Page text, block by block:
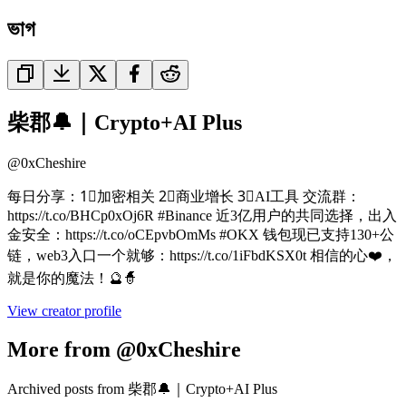
ভাগ
柴郡🔔｜Crypto+AI Plus
@0xCheshire
每日分享：1⃣加密相关 2⃣商业增长 3⃣AI工具 交流群：
https://t.co/BHCp0xOj6R #Binance 近3亿用户的共同选择，出入
金安全：https://t.co/oCEpvbOmMs #OKX 钱包现已支持130+公
链，web3入口一个就够：https://t.co/1iFbdKSX0t 相信的心❤️，
就是你的魔法！🔮🧙
View creator profile
More from @0xCheshire
Archived posts from 柴郡🔔｜Crypto+AI Plus